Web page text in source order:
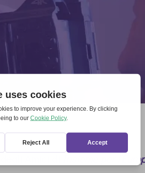
ed interviste
Insieme per